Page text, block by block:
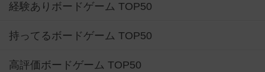
経験ありボードゲーム TOP50
持ってるボードゲーム TOP50
高評価ボードゲーム TOP50